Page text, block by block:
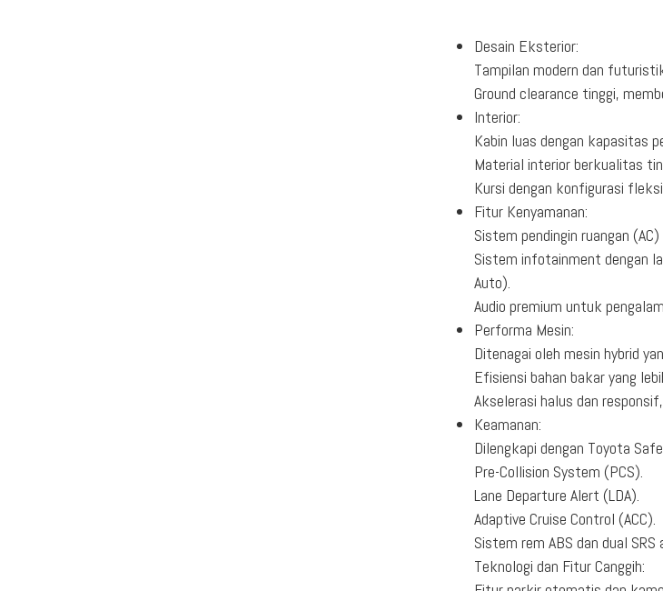
Desain Eksterior:
Tampilan modern dan
Ground clearance tinggi,
Interior:
Kabin luas dengan kapasitas
Material interior berkualitas
Kursi dengan konfigurasi
Fitur Kenyamanan:
Sistem pendingin ruangan
Sistem infotainment dengan
Auto).
Audio premium untuk
Performa Mesin:
Ditenagai oleh mesin hybrid
Efisiensi bahan bakar yang
Akselerasi halus dan
Keamanan:
Dilengkapi dengan Toyota
Pre-Collision System (PCS).
Lane Departure Alert (LDA).
Adaptive Cruise Control (ACC).
Sistem rem ABS dan dual
Teknologi dan Fitur Canggih: